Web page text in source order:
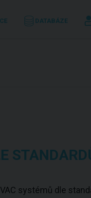
DATABÁZE
systémů dle